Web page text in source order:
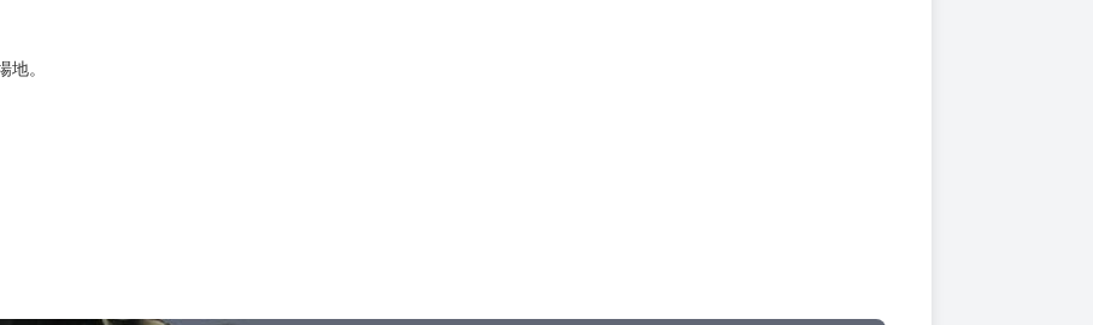
內山昂輝x羊宮妃那攜手演役舞者的世界!!
舞者的世界無須言語，高校青春群像劇！
畫...！下一部神作預感！！
watch?app=desktop&v=WWgjM4-SVHo